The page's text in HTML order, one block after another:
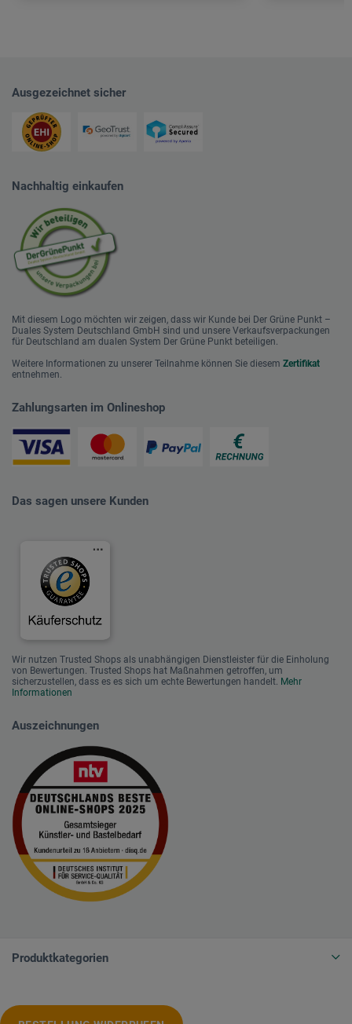
Ausgezeichnet sicher
Nachhaltig einkaufen
Mit diesem Logo möchten wir zeigen, dass wir Kunde bei Der Grüne Punkt –
Duales System Deutschland GmbH sind und unsere Verkaufsverpackungen
für Deutschland am dualen System Der Grüne Punkt beteiligen.
Weitere Informationen zu unserer Teilnahme können Sie diesem Zertifikat
entnehmen.
Zahlungsarten im Onlineshop
Das sagen unsere Kunden
Wir nutzen Trusted Shops als unabhängigen Dienstleister für die Einholung
von Bewertungen. Trusted Shops hat Maßnahmen getroffen, um
sicherzustellen, dass es es sich um echte Bewertungen handelt. Mehr
Informationen
Auszeichnungen
Produktkategorien